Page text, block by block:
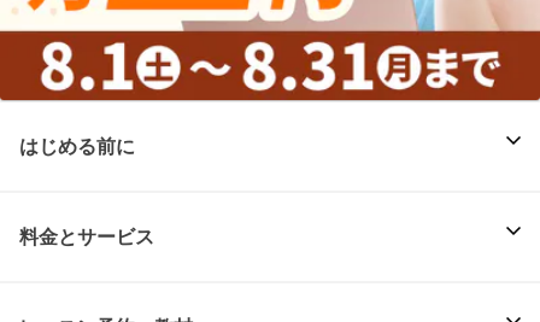
はじめる前に
料金とサービス